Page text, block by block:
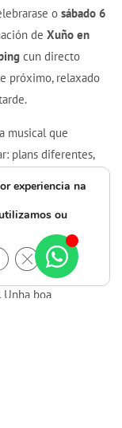
o sábado 6
de Xuño en
cun directo
próximo, relaxado
musical que
plans diferentes,
achegarse con
unha nova
o público poderá
boa
experiencia na
ou
Close GDPR